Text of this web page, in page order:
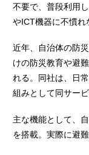
不要で、普段利用
やICT機器に不慣れ
近年、自治体の防
けの防災教育や避
れる。同社は、日
組みとして同サー
主な機能として、
を搭載。実際に避